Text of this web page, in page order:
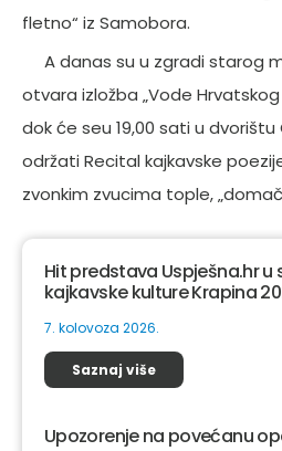
fletno“ iz Samobora.
A danas su u zgradi starog
otvara izložba „Vode Hrvatskog
dok će seu 19,00 sati u
održati Recital kajkavske
zvonkim zvucima tople,
Hit predstava Uspješna.hr u
kajkavske kulture Krapina
7. kolovoza 2026.
Saznaj više
Upozorenje na povećanu